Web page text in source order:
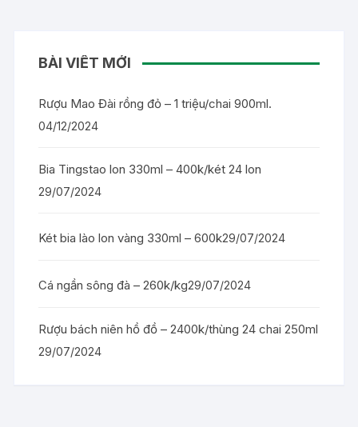
BÀI VIẾT MỚI
Rượu Mao Đài rồng đỏ – 1 triệu/chai 900ml.
04/12/2024
Bia Tingstao lon 330ml – 400k/két 24 lon
29/07/2024
Két bia lào lon vàng 330ml – 600k29/07/2024
Cá ngần sông đà – 260k/kg29/07/2024
Rượu bách niên hồ đồ – 2400k/thùng 24 chai 250ml
29/07/2024